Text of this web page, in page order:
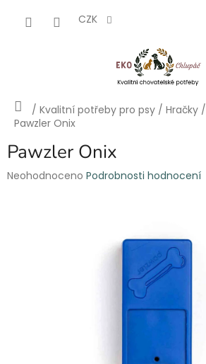
CZK
Domů
/ Kvalitní potřeby pro psy / Hračky /
Pawzler Onix
Pawzler Onix
Průměrné
Neohodnoceno Podrobnosti hodnocení